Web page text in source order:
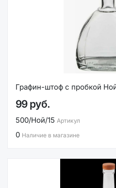
Графин-штоф с пробкой
99 руб.
500/Ной/15 Артикул
0 Наличие в магазине